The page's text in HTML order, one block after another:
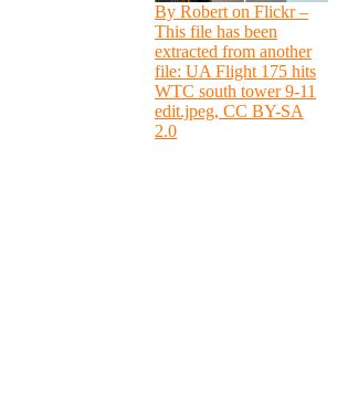
By Robert on Flickr –
This file has been
extracted from another
file: UA Flight 175 hits
WTC south tower 9-11
edit.jpeg, CC BY-SA
2.0